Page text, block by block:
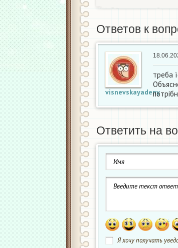
Ответов к
visnevskayadeny
треба
Ответить на
Я хочу получать